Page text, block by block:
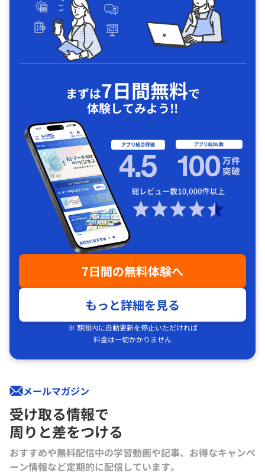
まずは7日間無料で
体験してみよう!!
7日間の無料体験へ
もっと詳細を見る
※ 期間内に自動更新を停止いただければ
料金は一切かかりません
メールマガジン
受け取る情報で
周りと差をつける
おすすめや無料配信中の学習動画や記事、お得なキャンペ
ーン情報など定期的に配信しています。